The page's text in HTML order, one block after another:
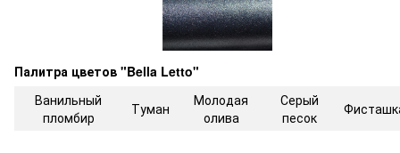
Палитра цветов "Bella Letto"
Ванильный
пломбир
Туман
Молодая
олива
Серый
песок